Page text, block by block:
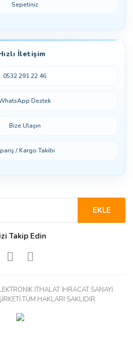
Sepetiniz
İletişim
0532 291 22 46
Destek
Bize Ulaşın
/ Kargo Takibi
EKLE
Takip Edin
İTHALAT İHRACAT SANAYİ
TÜM HAKLARI SAKLIDIR